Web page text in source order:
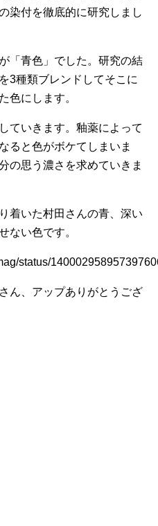
染付を徹底的に研究しまし
「青色」でした。研究の結
3種類ブレンドしてそこに
色にします。
ていきます。釉薬によって
ると色がボケてしまいま
の思う濃さを求めていきま
着いた村田さんの青、深い
ない色です。
status/
ん、アップありがとうござ